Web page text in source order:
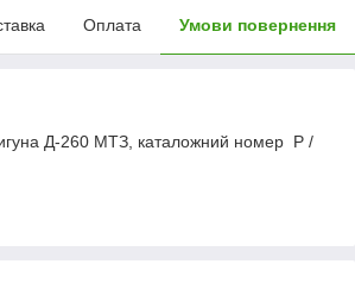
Оплата Умови повернення
Д-260 МТЗ, каталожний номер Р /